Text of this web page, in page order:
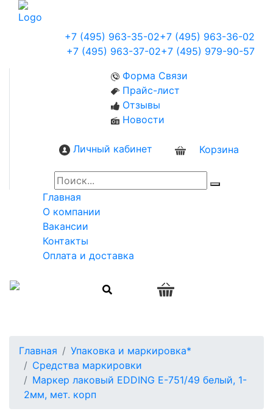
+7 (495) 963-35-02+7 (495) 963-36-02
+7 (495) 963-37-02+7 (495) 979-90-57
Форма Связи
Прайс-лист
Отзывы
Новости
Личный кабинет Корзина
Главная
О компании
Вакансии
Контакты
Оплата и доставка
Главная
Упаковка и маркировка*
Средства маркировки
Маркер лаковый EDDING E-751/49 белый, 1-
2мм, мет. корп